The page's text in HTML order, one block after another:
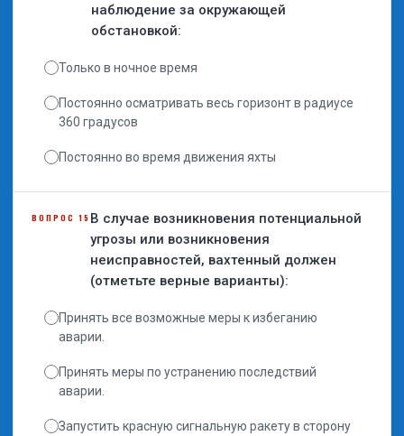
наблюдение за окружающей
обстановкой:
Только в ночное время
Постоянно осматривать весь горизонт в радиусе
360 градусов
Постоянно во время движения яхты
ВОПРОС 15 В случае возникновения потенциальной
угрозы или возникновения
неисправностей, вахтенный должен
(отметьте верные варианты):
Принять все возможные меры к избеганию
аварии.
Принять меры по устранению последствий
аварии.
Запустить красную сигнальную ракету в сторону